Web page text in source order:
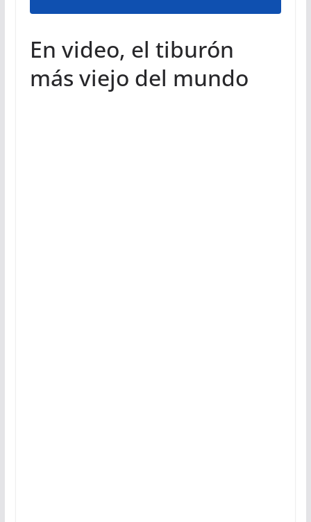
En video, el tiburón
más viejo del mundo